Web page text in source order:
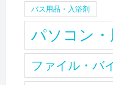
バス用品・入浴剤
パソコン・
ファイル・バ